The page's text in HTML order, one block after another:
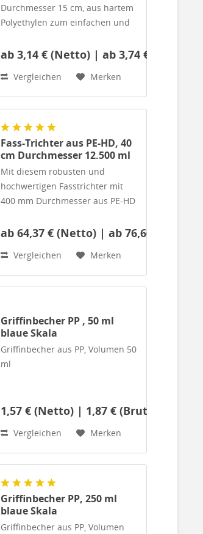
Durchmesser 15 cm, aus hartem
Polyethylen zum einfachen und
Vorratsbehältern, Leimflaschen
Durchmesser 150 mm, Auslauf-
Durchmesser: 17 mm
ab 3,14 € (Netto) | ab 3,74 € (Brutto)
Vergleichen Merken
Fass-Trichter aus PE-HD, 40
cm Durchmesser 12.500 ml
Volumen
Mit diesem robusten und
hochwertigen Fasstrichter mit
400 mm Durchmesser aus PE-HD
in große Gebinde sicher um.
Abmessungen:Durchmesser
mmDurchmesser...
ab 64,37 € (Netto) | ab 76,60 €
Vergleichen Merken
Griffinbecher PP , 50 ml
blaue Skala
Griffinbecher aus PP, Volumen 50
ml
Sehr stabiler Laborbecher mit
aufgedruckter, blauer Skala mit
zeichnet sich durch gute
Transparenz aus. Darüber hinaus
sind sehr gute...
1,57 € (Netto) | 1,87 € (Brutto)
Vergleichen Merken
Griffinbecher PP, 250 ml
blaue Skala
Griffinbecher aus PP, Volumen